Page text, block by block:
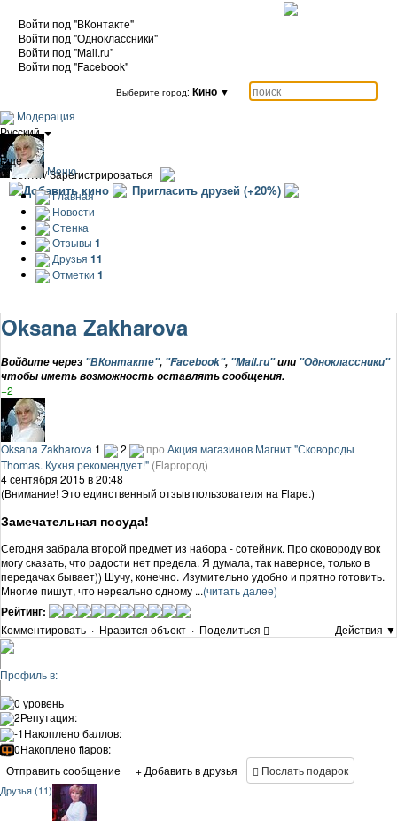
Войти под "ВКонтакте"
Войти под "Одноклассники"
Войти под "Mail.ru"
Войти под "Facebook"
Выберите город: Кино ▼
Модерация |
Русский
Еще
|Войти / Зарегистрироваться
Добавить кино Пригласить друзей (+20%)
Меню
Главная
Новости
Стенка
Отзывы 1
Друзья 11
Отметки 1
Oksana Zakharova
Войдите через "ВКонтакте", "Facebook", "Mail.ru"или "Одноклассники"
чтобы иметь возможность оставлять сообщения.
+2
Oksana Zakharova 1 2 про Акция магазинов Магнит "Сковороды
Thomas. Кухня рекомендует!" (Flapгород)
4 сентября 2015 в 20:48
(Внимание! Это единственный отзыв пользователя на Flapе.)
Замечательная посуда!
Сегодня забрала второй предмет из набора - сотейник. Про сковороду вок
могу сказать, что радости нет предела. Я думала, так наверное, только в
передачах бывает)) Шучу, конечно. Изумительно удобно и прятно готовить.
Многие пишут, что нереально одному ...(читать далее)
Рейтинг:
Комментировать · Нравится объект · Поделиться Действия ▼
Профиль в:
0 уровень
2Репутация:
-1Накоплено баллов:
0Накоплено flapов:
Отправить сообщение
+ Добавить в друзья Послать подарок
Друзья (11)